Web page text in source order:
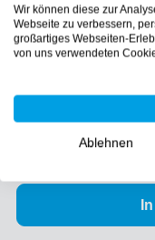
1,90 €*
Preise inkl. MwSt. zzgl.
Wir können diese zur
Webseite zu verbessern,
großartiges Webseiten-
von uns verwendeten
Ablehnen